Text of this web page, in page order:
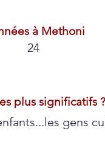
à Methoni
24
plus significatifs ?
gens